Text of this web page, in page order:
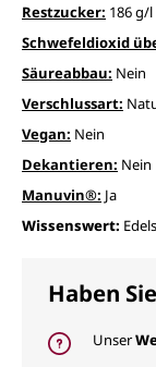
Restzucker: 186 g/l
Schwefeldioxid
Säureabbau: Nein
Verschlussart:
Vegan: Nein
Dekantieren: Nein
Manuvin®: Ja
Wissenswert:
Haben
Unser